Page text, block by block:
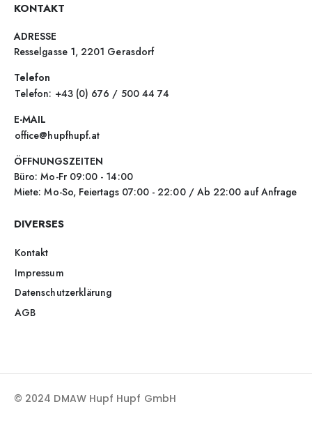
KONTAKT
ADRESSE
Resselgasse 1, 2201 Gerasdorf
Telefon
Telefon: +43 (0) 676 / 500 44 74
E-MAIL
office@hupfhupf.at
ÖFFNUNGSZEITEN
Büro: Mo-Fr 09:00 - 14:00
Miete: Mo-So, Feiertags 07:00 - 22:00 / Ab 22:00 auf Anfrage
DIVERSES
Kontakt
Impressum
Datenschutzerklärung
AGB
© 2024 DMAW Hupf Hupf GmbH